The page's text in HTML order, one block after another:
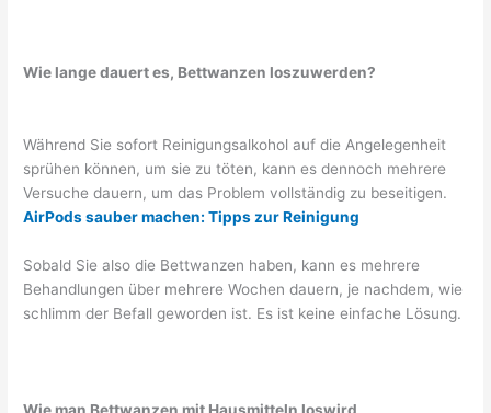
Wie lange dauert es, Bettwanzen loszuwerden?
Während Sie sofort Reinigungsalkohol auf die Angelegenheit
sprühen können, um sie zu töten, kann es dennoch mehrere
Versuche dauern, um das Problem vollständig zu beseitigen.
AirPods sauber machen: Tipps zur Reinigung
Sobald Sie also die Bettwanzen haben, kann es mehrere
Behandlungen über mehrere Wochen dauern, je nachdem, wie
schlimm der Befall geworden ist. Es ist keine einfache Lösung.
Wie man Bettwanzen mit Hausmitteln loswird